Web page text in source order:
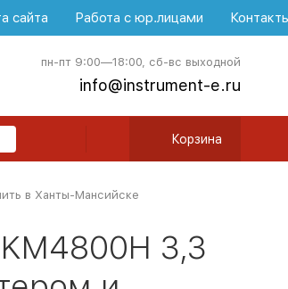
сайта Работа с юр.лицами
пн-пт 9:00—18:00, сб-вс выходной
info@instrument-e.ru
Корзина
в Ханты-Мансийске
3,3